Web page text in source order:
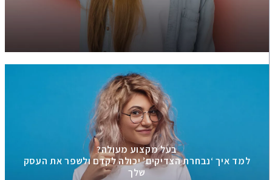
בעל מקצוע מעולה?
למד איך ‘נבחרת הצדיקים’ יכולה לקדם ולשפר את העסק
שלך